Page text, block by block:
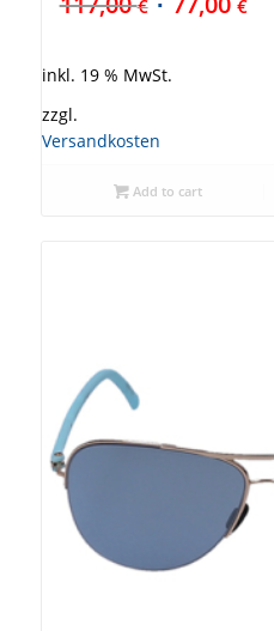
€ €
inkl. 19 % MwSt.
zzgl.
Versandkosten
Add to cart